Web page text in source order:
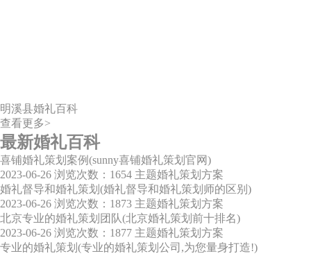
明溪县婚礼百科
查看更多>
最新婚礼百科
喜铺婚礼策划案例(sunny喜铺婚礼策划官网)
2023-06-26 浏览次数：1654 主题婚礼策划方案
婚礼督导和婚礼策划(婚礼督导和婚礼策划师的区别)
2023-06-26 浏览次数：1873 主题婚礼策划方案
北京专业的婚礼策划团队(北京婚礼策划前十排名)
2023-06-26 浏览次数：1877 主题婚礼策划方案
专业的婚礼策划(专业的婚礼策划公司,为您量身打造!)